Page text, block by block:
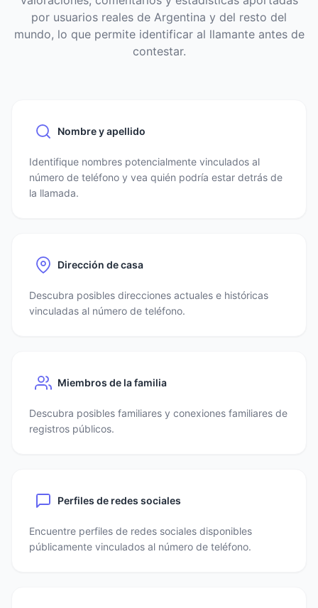
por usuarios reales de Argentina y del resto del
mundo, lo que permite identificar al llamante antes de
contestar.
Nombre y apellido
Identifique nombres potencialmente vinculados al
número de teléfono y vea quién podría estar detrás de
la llamada.
Dirección de casa
Descubra posibles direcciones actuales e históricas
vinculadas al número de teléfono.
Miembros de la familia
Descubra posibles familiares y conexiones familiares de
registros públicos.
Perfiles de redes sociales
Encuentre perfiles de redes sociales disponibles
públicamente vinculados al número de teléfono.